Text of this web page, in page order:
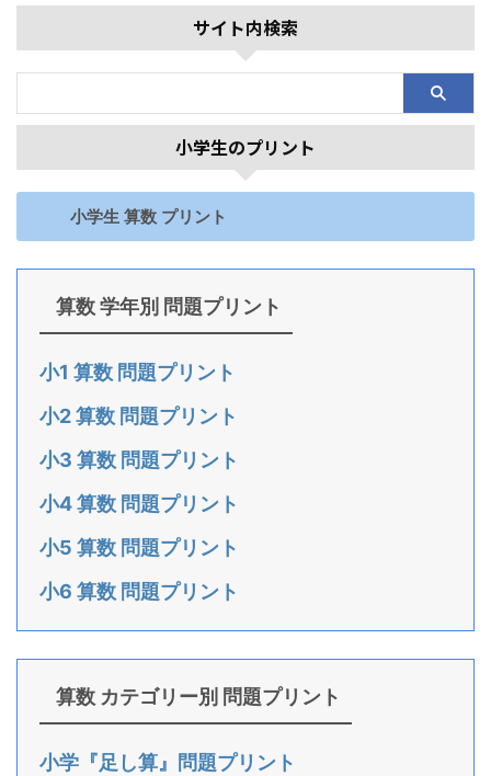
サイト内検索
小学生のプリント
小学生 算数 プリント
算数 学年別 問題プリント
小1 算数 問題プリント
小2 算数 問題プリント
小3 算数 問題プリント
小4 算数 問題プリント
小5 算数 問題プリント
小6 算数 問題プリント
算数 カテゴリー別 問題プリント
小学『足し算』問題プリント